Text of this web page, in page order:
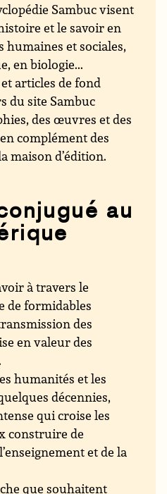
Sambuc visent
et le savoir en
humaines et sociales,
en biologie...
articles de fond
du site Sambuc
des œuvres et des
complément des
maison d’édition.
au
à travers le
de formidables
des
en valeur des
humanités et les
décennies,
qui croise les
construire de
et de la
que souhaitent